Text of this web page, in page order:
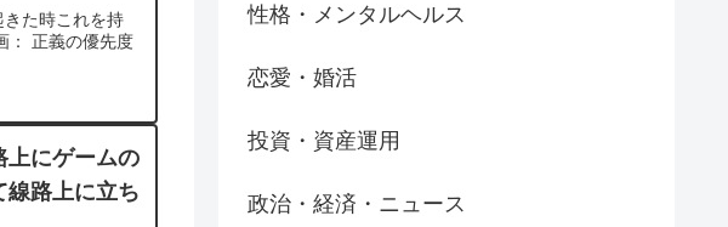
た時これを持
： 正義の優先度
上にゲームの
線路上に立ち
性格・メンタルヘルス
恋愛・婚活
投資・資産運用
政治・経済・ニュース